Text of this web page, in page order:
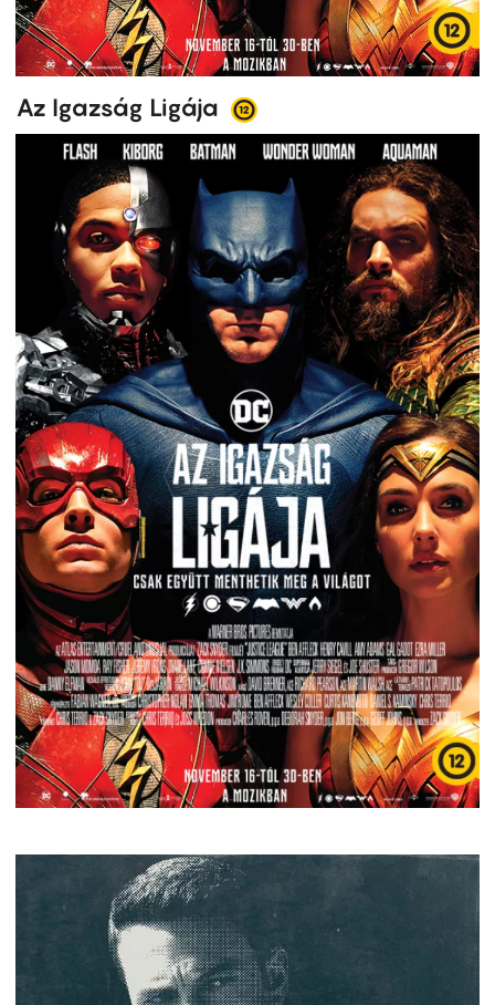
Az Igazság Ligája